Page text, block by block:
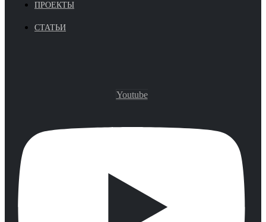
ПРОЕКТЫ
СТАТЬИ
Youtube